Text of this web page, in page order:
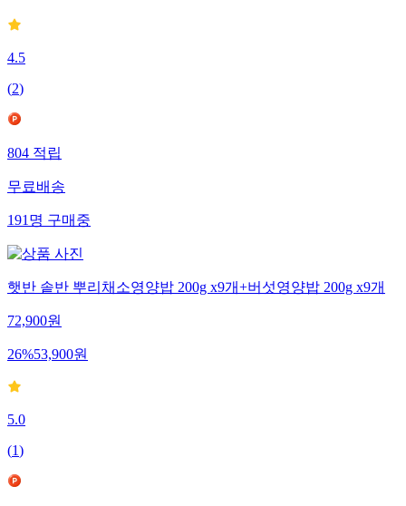
4.5
(2)
804적립
무료배송
191명구매중
햇반 솥반 뿌리채소영양밥 200g x9개+버섯영양밥 200g x9개
72,900원
26%53,900원
5.0
(1)